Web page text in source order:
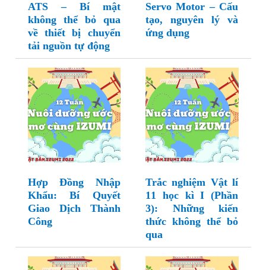
ATS – Bí mật
không thể bỏ qua
về thiết bị chuyển
tải nguồn tự động
Servo Motor – Cấu
tạo, nguyên lý và
ứng dụng
Hợp Đồng Nhập
Khẩu: Bí Quyết
Giao Dịch Thành
Công
Trắc nghiệm Vật lí
11 học kì I (Phần
3): Những kiến
thức không thể bỏ
qua